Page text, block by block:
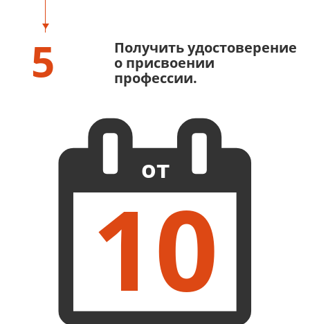
5
Получить удостоверение
о присвоении
профессии.
от
10